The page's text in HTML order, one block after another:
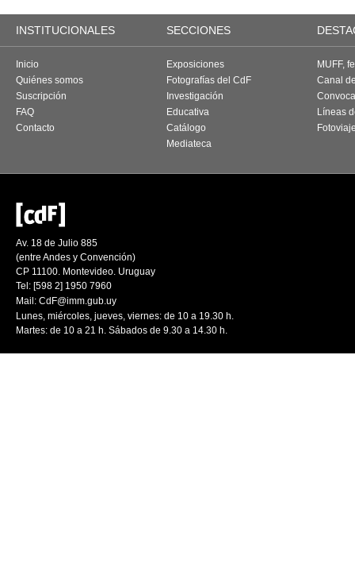
INSTITUCIONALES SECCIONES
Inicio
Quiénes somos
Suscripción
FAQ
Contacto
Exposiciones
Fotografías del CdF
Investigación
Educativa
Catálogo
Mediateca
MUFF,
Canal
Líneas
Av. 18 de Julio 885
(entre Andes y Convención)
CP 11100. Montevideo. Uruguay
Tel: [598 2] 1950 7960
Mail: CdF@imm.gub.uy
Lunes, miércoles, jueves, viernes: de 10 a 19.30 h.
Martes: de 10 a 21 h. Sábados de 9.30 a 14.30 h.